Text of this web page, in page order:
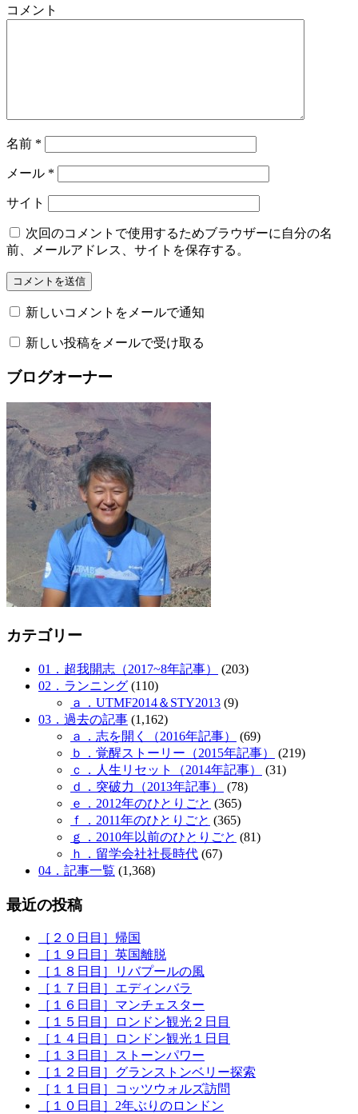
コメント
名前 *
メール *
サイト
次回のコメントで使用するためブラウザーに自分の名
前、メールアドレス、サイトを保存する。
新しいコメントをメールで通知
新しい投稿をメールで受け取る
ブログオーナー
カテゴリー
01．超我開志（2017~8年記事）
(203)
02．ランニング (110)
ａ．UTMF2014＆STY2013 (9)
03．過去の記事 (1,162)
ａ．志を開く（2016年記事）
(69)
ｂ．覚醒ストーリー（2015年記事）
(219)
ｃ．人生リセット（2014年記事）
(31)
ｄ．突破力（2013年記事）
(78)
ｅ．2012年のひとりごと (365)
ｆ．2011年のひとりごと (365)
ｇ．2010年以前のひとりごと (81)
ｈ．留学会社社長時代 (67)
04．記事一覧 (1,368)
最近の投稿
［２０日目］帰国
［１９日目］英国離脱
［１８日目］リバプールの風
［１７日目］エディンバラ
［１６日目］マンチェスター
［１５日目］ロンドン観光２日目
［１４日目］ロンドン観光１日目
［１３日目］ストーンパワー
［１２日目］グランストンベリー探索
［１１日目］コッツウォルズ訪問
［１０日目］2年ぶりのロンドン